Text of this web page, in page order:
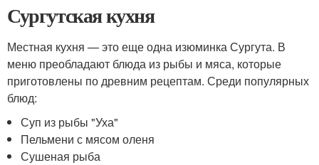
Сургутская кухня
Местная кухня — это еще одна изюминка Сургута. В
меню преобладают блюда из рыбы и мяса, которые
приготовлены по древним рецептам. Среди популярных
блюд:
Суп из рыбы "Уха"
Пельмени с мясом оленя
Сушеная рыба